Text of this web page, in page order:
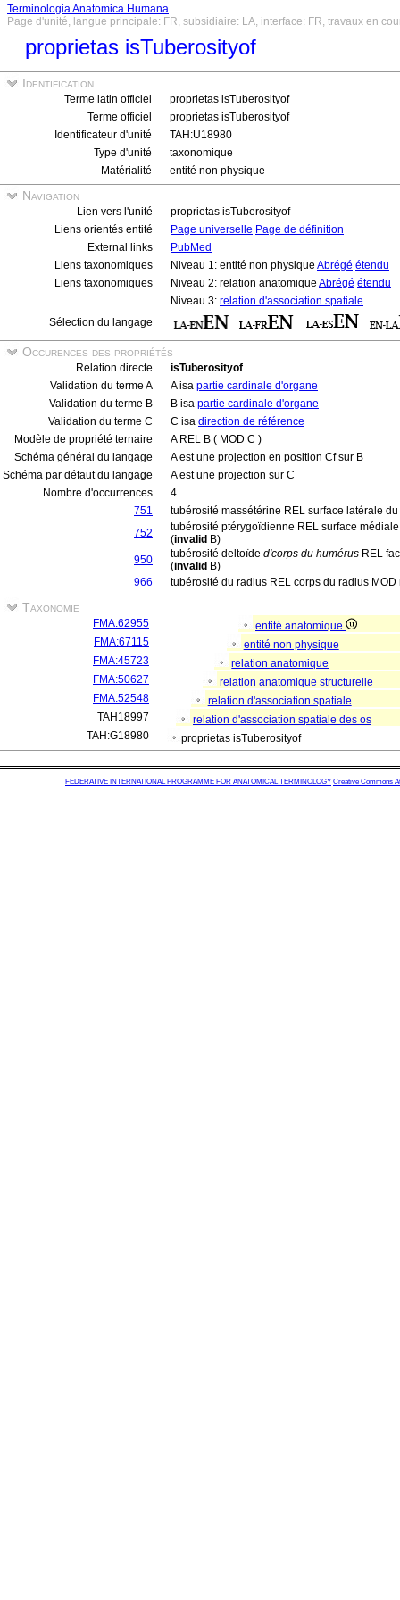
Terminologia Anatomica Humana
Page d'unité, langue principale: FR, subsidiaire: LA, interface: FR, travaux en
proprietas isTuberosityof
Identification
Terme latin officiel
proprietas isTuberosityof
Terme officiel
proprietas isTuberosityof
Identificateur d'unité
TAH:U18980
Type d'unité
taxonomique
Matérialité
entité non physique
Navigation
Lien vers l'unité
proprietas isTuberosityof
Liens orientés entité
Page universelle Page de définition
External links
PubMed
Liens taxonomiques
Niveau 1: entité non physique Abrégé étendu
Liens taxonomiques
Niveau 2: relation anatomique Abrégé étendu
Niveau 3: relation d'association spatiale
Sélection du langage
Occurences des propriétés
Relation directe
isTuberosityof
Validation du terme A
A isa partie cardinale d'organe
Validation du terme B
B isa partie cardinale d'organe
Validation du terme C
C isa direction de référence
Modèle de propriété ternaire
A REL B ( MOD C )
Schéma général du langage
A est une projection en position Cf sur B
Schéma par défaut du langage
A est une projection sur C
Nombre d'occurrences
4
751
tubérosité massétérine REL surface latérale
752
tubérosité ptérygoïdienne REL surface
(invalid B)
950
tubérosité deltoïde d'corps du humérus REL
(invalid B)
966
tubérosité du radius REL corps du radius MOD
Taxonomie
FMA:62955
entité anatomique
FMA:67115
entité non physique
FMA:45723
relation anatomique
FMA:50627
relation anatomique structurelle
FMA:52548
relation d'association spatiale
TAH18997
relation d'association spatiale des os
TAH:G18980
proprietas isTuberosityof
FEDERATIVE INTERNATIONAL PROGRAMME FOR ANATOMICAL TERMINOLOGY Creative Commons